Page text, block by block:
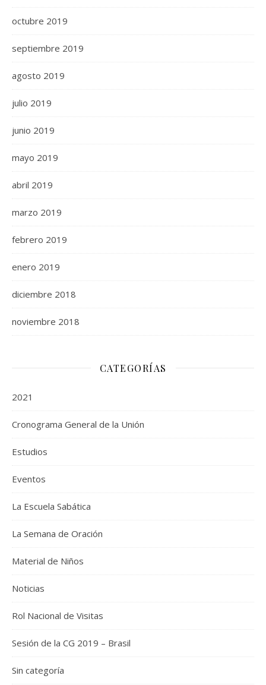
octubre 2019
septiembre 2019
agosto 2019
julio 2019
junio 2019
mayo 2019
abril 2019
marzo 2019
febrero 2019
enero 2019
diciembre 2018
noviembre 2018
CATEGORÍAS
2021
Cronograma General de la Unión
Estudios
Eventos
La Escuela Sabática
La Semana de Oración
Material de Niños
Noticias
Rol Nacional de Visitas
Sesión de la CG 2019 – Brasil
Sin categoría